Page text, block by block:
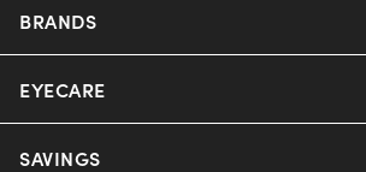
BRANDS
Nuance Audio
Ray-Ban
EYECARE
Our Eyeglasses
SAVINGS